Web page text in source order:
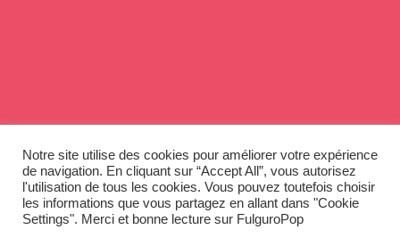
Notre site utilise des cookies pour améliorer votre expérience
de navigation. En cliquant sur “Accept All”, vous autorisez
l'utilisation de tous les cookies. Vous pouvez toutefois choisir
les informations que vous partagez en allant dans "Cookie
Settings". Merci et bonne lecture sur FulguroPop